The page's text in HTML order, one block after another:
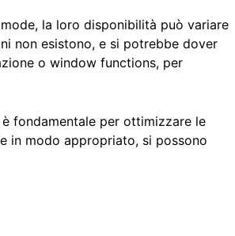
la loro disponibilità può variare
non esistono, e si potrebbe dover
o window functions, per
è fondamentale per ottimizzare le
in modo appropriato, si possono